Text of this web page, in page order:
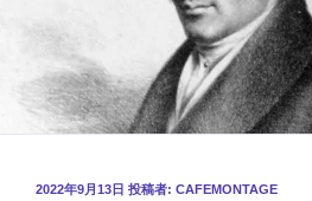
投
2022年9月13日 投稿者: CAFEMONTAGE